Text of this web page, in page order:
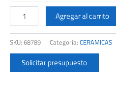
CERAMICA
CORTINES
59,5X59,5
DENVER
LOFT
(GRIS)
RECT.CJ.2,12
M2
Agregar al carrito
SKU: 68789 Categoría: CERAMICAS
Solicitar presupuesto